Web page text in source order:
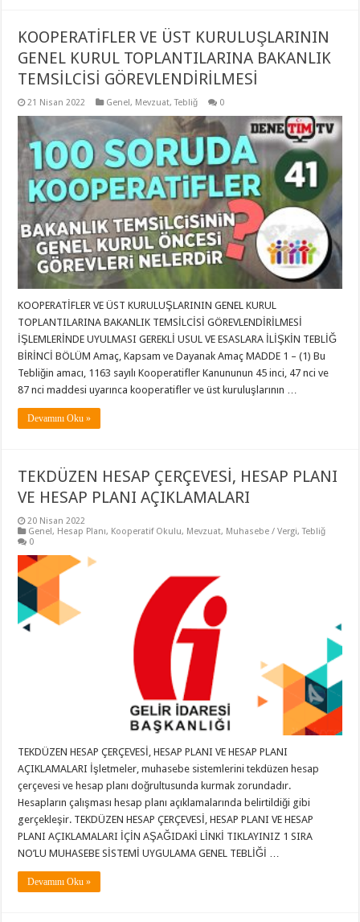
KOOPERATİFLER VE ÜST KURULUŞLARININ
GENEL KURUL TOPLANTILARINA BAKANLIK
TEMSİLCİSİ GÖREVLENDİRİLMESİ
21 Nisan 2022 Genel, Mevzuat,Tebliğ 0
KOOPERATİFLER VE ÜST KURULUŞLARININ GENEL KURUL
TOPLANTILARINA BAKANLIK TEMSİLCİSİ GÖREVLENDİRİLMESİ
İŞLEMLERİNDE UYULMASI GEREKLİ USUL VE ESASLARA İLİŞKİN TEBLİĞ
BİRİNCİ BÖLÜM Amaç, Kapsam ve Dayanak Amaç MADDE 1 – (1) Bu
Tebliğin amacı, 1163 sayılı Kooperatifler Kanununun 45 inci, 47 nci ve
87 nci maddesi uyarınca kooperatifler ve üst kuruluşlarının …
Devamını Oku »
TEKDÜZEN HESAP ÇERÇEVESİ, HESAP PLANI
VE HESAP PLANI AÇIKLAMALARI
20 Nisan 2022
Genel, Hesap Planı, Kooperatif Okulu, Mevzuat, Muhasebe / Vergi,Tebliğ
0
TEKDÜZEN HESAP ÇERÇEVESİ, HESAP PLANI VE HESAP PLANI
AÇIKLAMALARI İşletmeler, muhasebe sistemlerini tekdüzen hesap
çerçevesi ve hesap planı doğrultusunda kurmak zorundadır.
Hesapların çalışması hesap planı açıklamalarında belirtildiği gibi
gerçekleşir. TEKDÜZEN HESAP ÇERÇEVESİ, HESAP PLANI VE HESAP
PLANI AÇIKLAMALARI İÇİN AŞAĞIDAKİ LİNKİ TIKLAYINIZ 1 SIRA
NO’LU MUHASEBE SİSTEMİ UYGULAMA GENEL TEBLİĞİ …
Devamını Oku »